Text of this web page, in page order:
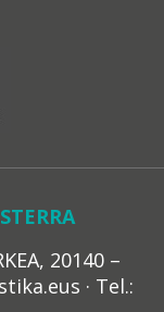
20140 –
· Tel.: